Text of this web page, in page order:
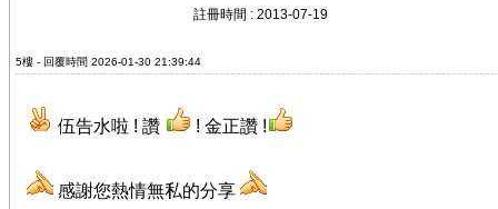
註冊時間 : 2013-07-19
5樓 - 回覆時間 2026-01-30 21:39:44
伍告水啦 ! 讚 ! 金正讚 !
感謝您熱情無私的分享